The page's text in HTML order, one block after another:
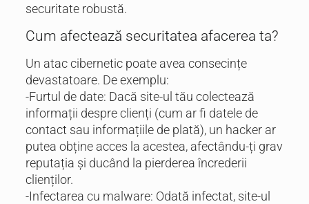
securitate robustă.
Cum afectează securitatea afacerea ta?
Un atac cibernetic poate avea consecințe
devastatoare. De exemplu:
-Furtul de date: Dacă site-ul tău colectează
informații despre clienți (cum ar fi datele de
contact sau informațiile de plată), un hacker ar
putea obține acces la acestea, afectându-ți grav
reputația și ducând la pierderea încrederii
clienților.
-Infectarea cu malware: Odată infectat, site-ul